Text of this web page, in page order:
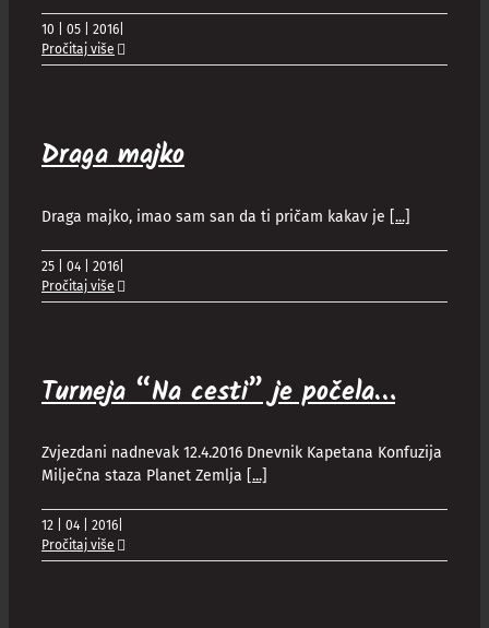
10 | 05 | 2016
Pročitaj više
Draga majko
Draga majko, imao sam san da ti pričam kakav je [...]
25 | 04 | 2016
Pročitaj više
Turneja “Na cesti” je počela…
Zvjezdani nadnevak 12.4.2016 Dnevnik Kapetana Konfuzija
Milječna staza Planet Zemlja [...]
12 | 04 | 2016
Pročitaj više